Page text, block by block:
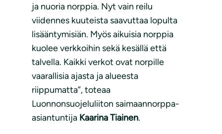
ja nuoria norppia. Nyt vain reilu
viidennes kuuteista saavuttaa lopulta
lisääntymisiän. Myös aikuisia norppia
kuolee verkkoihin sekä kesällä että
talvella. Kaikki verkot ovat norpille
vaarallisia ajasta ja alueesta
riippumatta”, toteaa
Luonnonsuojeluliiton saimaannorppa-
asiantuntija Kaarina Tiainen.